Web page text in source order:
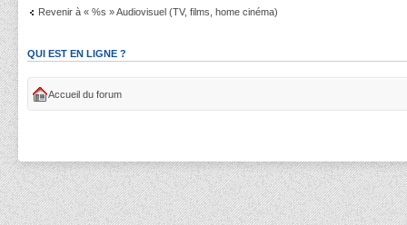
Revenir à « %s » Audiovisuel (TV, films, home cinéma)
QUI EST EN LIGNE ?
Accueil du forum